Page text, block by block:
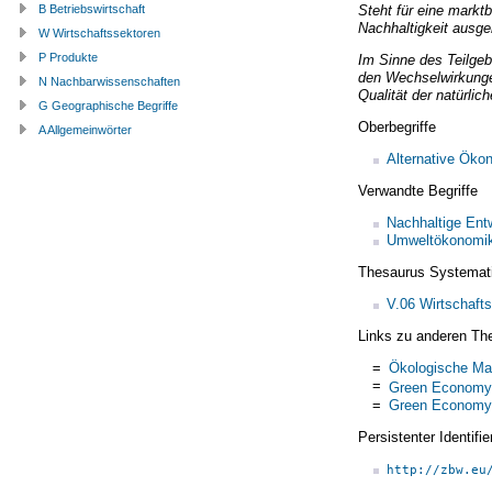
Steht für eine
Nachhaltigkeit
Im Sinne des
den
Qualität der
Oberbegriffe
Alternative
Verwandte Begriffe
Nachhaltige
Thesaurus
V.06
Links zu anderen
= Ökologische
= Green Economy
= Green Economy
Persistenter
http://
B Betriebswirtschaft
W Wirtschaftssektoren
P Produkte
N Nachbarwissenschaften
G Geographische Begriffe
A Allgemeinwörter